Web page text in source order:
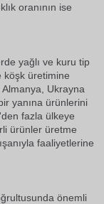
oranının ise
yağlı ve kuru tip
köşk üretimine
Ukrayna
yanına ürünlerini
fazla ülkeye
ürünler üretme
faaliyetlerine
önemli